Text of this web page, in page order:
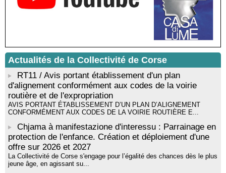
livre « La ballade du pendu du Niolu» - Mediateca territuriale di
Santa Lucia di Tallà
Mise en musique d’un livre jeunesse par Annik Meschinet,
musicienne pédagogue : Ateliers d’expression sonore, vocale,
rythmique et corporelle - Mediateca territuriale di Santa Lucia di
Tallà
! Événement reporté ! Cycle de conférences peinture animé
par Alexandre Dominati - Mediateca territuriale di Santa Lucia di
Tallà
Actualités de la Collectivité de Corse
RT11 / Avis portant établissement d'un plan
d'alignement conformément aux codes de la voirie
routière et de l'expropriation
AVIS PORTANT ÉTABLISSEMENT D’UN PLAN D’ALIGNEMENT
CONFORMÉMENT AUX CODES DE LA VOIRIE ROUTIÈRE E...
Chjama à manifestazione d'interessu : Parrainage en
protection de l'enfance. Création et déploiement d'une
offre sur 2026 et 2027
La Collectivité de Corse s'engage pour l’égalité des chances dès le plus
jeune âge, en agissant su...